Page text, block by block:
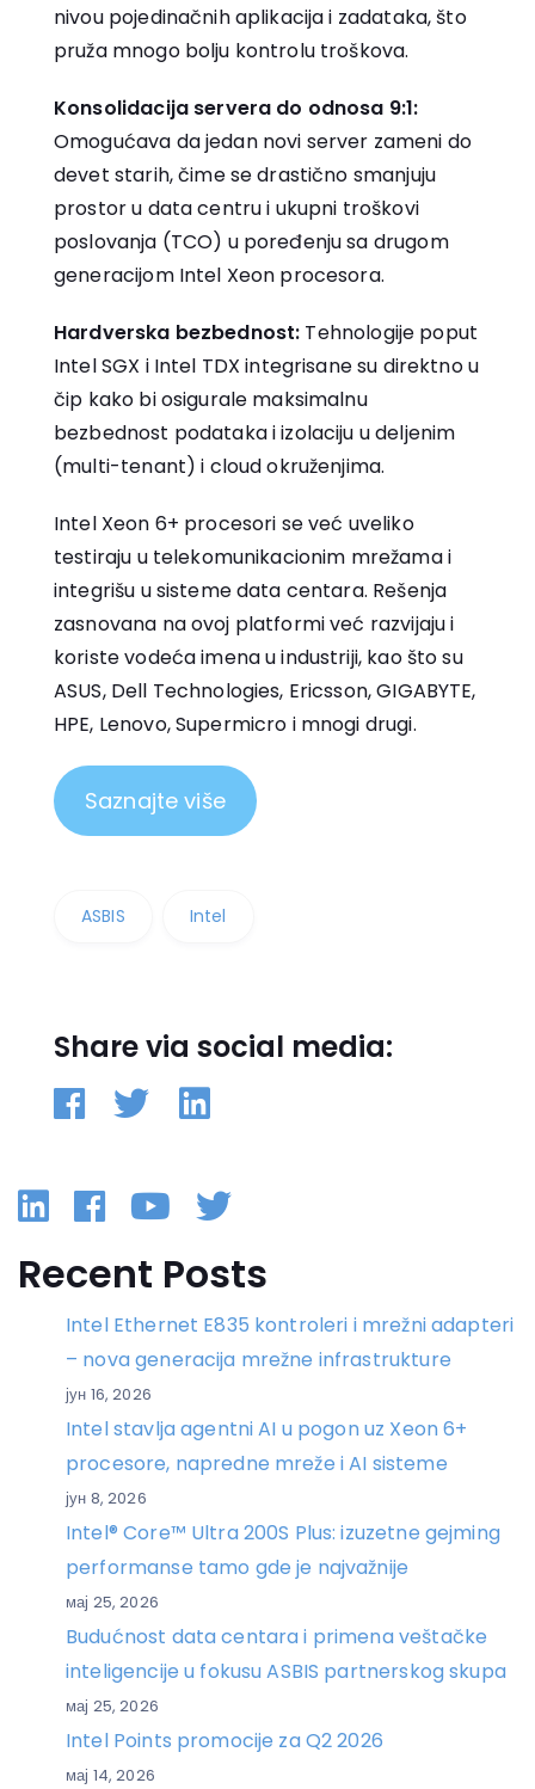
nivou pojedinačnih aplikacija i zadataka, što
pruža mnogo bolju kontrolu troškova.
Konsolidacija servera do odnosa 9:1:
Omogućava da jedan novi server zameni do
devet starih, čime se drastično smanjuju
prostor u data centru i ukupni troškovi
poslovanja (TCO) u poređenju sa drugom
generacijom Intel Xeon procesora.
Hardverska bezbednost: Tehnologije poput
Intel SGX i Intel TDX integrisane su direktno u
čip kako bi osigurale maksimalnu
bezbednost podataka i izolaciju u deljenim
(multi-tenant) i cloud okruženjima.
Intel Xeon 6+ procesori se već uveliko
testiraju u telekomunikacionim mrežama i
integrišu u sisteme data centara. Rešenja
zasnovana na ovoj platformi već razvijaju i
koriste vodeća imena u industriji, kao što su
ASUS, Dell Technologies, Ericsson, GIGABYTE,
HPE, Lenovo, Supermicro i mnogi drugi.
Saznajte više
ASBIS Intel
Share via social media:
Linkedin
Facebook
YouTube
Twitter
Recent Posts
Intel Ethernet E835 kontroleri i mrežni adapteri
– nova generacija mrežne infrastrukture
јун 16, 2026
Intel stavlja agentni AI u pogon uz Xeon 6+
procesore, napredne mreže i AI sisteme
јун 8, 2026
Intel® Core™ Ultra 200S Plus: izuzetne gejming
performanse tamo gde je najvažnije
мај 25, 2026
Budućnost data centara i primena veštačke
inteligencije u fokusu ASBIS partnerskog skupa
мај 25, 2026
Intel Points promocije za Q2 2026
мај 14, 2026